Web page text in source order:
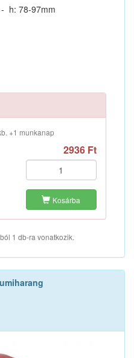
h: 78-97mm
+1 munkanap
2936 Ft
Kosárba
1 db-ra vonatkozik.